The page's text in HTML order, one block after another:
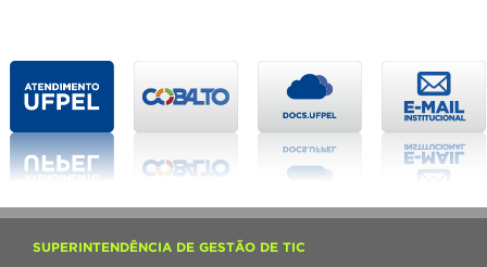
SUPERINTENDÊNCIA DE GESTÃO DE TIC